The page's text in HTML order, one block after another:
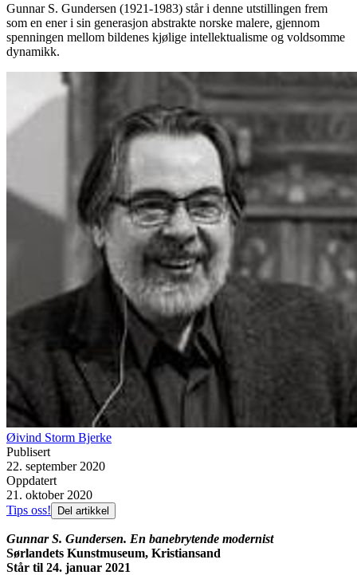
Gunnar S. Gundersen (1921-1983) står i denne utstillingen frem
som en ener i sin generasjon abstrakte norske malere, gjennom
spenningen mellom bildenes kjølige intellektualisme og voldsomme
dynamikk.
Øivind Storm Bjerke
Publisert
22. september 2020
Oppdatert
21. oktober 2020
Tips oss!
Del artikkel
Gunnar S. Gundersen. En banebrytende modernist
Sørlandets Kunstmuseum, Kristiansand
Står til 24. januar 2021